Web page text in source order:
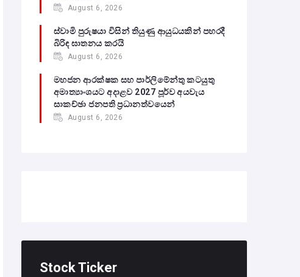
August 6, 2026
ස්වාමි පුරුෂයා විසින් තියුණු ආයුධයකින් පහරදී
බිරිඳ ඝාතනය කරයි
August 6, 2026
මහජන ආරක්ෂක සහ පාර්ලිමේන්තු කටයුතු
අමාත්‍යාංශයට අදාළව 2027 පූර්ව අයවැය
සාකච්ඡා ජනපති ප්‍රධානත්වයෙන්
August 6, 2026
Stock Ticker